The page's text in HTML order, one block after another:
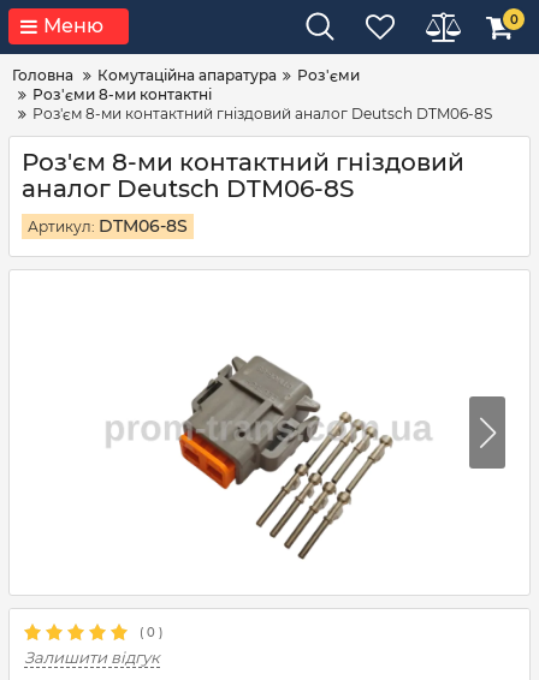
Меню 0
Головна Комутаційна апаратура
Роз'єми
Роз'єми 8-ми контактні
Роз'єм 8-ми контактний гніздовий аналог Deutsch DTM06-8S
Роз'єм 8-ми контактний гніздовий
аналог Deutsch DTM06-8S
Артикул: DTM06-8S
( 0 )
Залишити відгук